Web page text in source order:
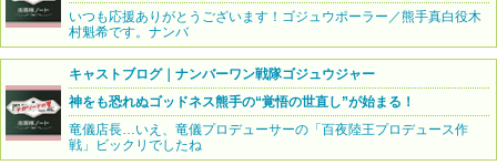
いつも応援ありがとうございます！ゴジュウポーラー／熊手真白役木
村魁希です。ナンバ
キャストブログ｜ナンバーワン戦隊ゴジュウジャー
神をも恐れぬゴッドネス熊手の“覚悟の世直し”が始まる！
竜儀店長…いえ、竜儀プロデューサーの「百夜陸王プロデュース作
戦」ビックリでしたね